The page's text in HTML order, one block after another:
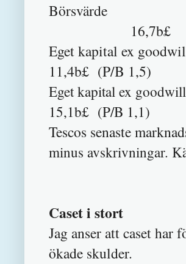
16,7b£
Eget kapital ex
11,4b£ (P/B 1,5)
Eget kapital ex
15,1b£ (P/B 1,1)
Tescos senaste
minus avskrivningar.
Caseti stort
Jag anser att caset har
ökade skulder.